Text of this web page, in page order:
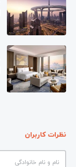
نظرات کاربران